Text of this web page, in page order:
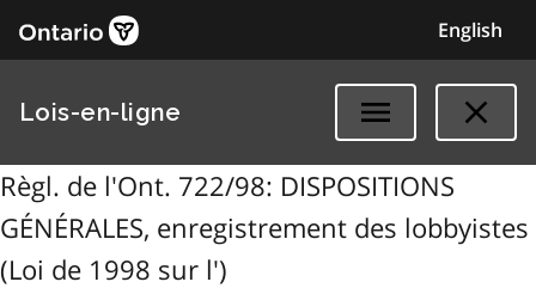
English
Lois-en-ligne
Règl. de l'Ont. 722/98: DISPOSITIONS
GÉNÉRALES, enregistrement des lobbyistes
(Loi de 1998 sur l')